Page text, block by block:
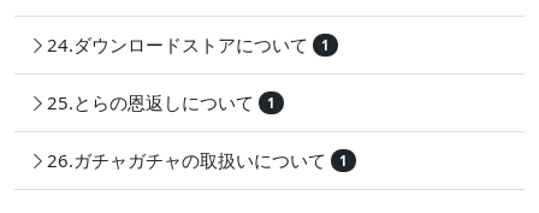
24.ダウンロードストアについて 1
25.とらの恩返しについて 1
26.ガチャガチャの取扱いについて 1